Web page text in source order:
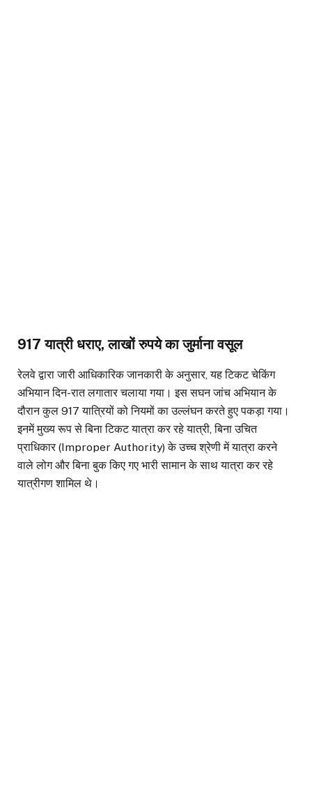
917 यात्री धराए, लाखों रुपये का जुर्माना वसूल
रेलवे द्वारा जारी आधिकारिक जानकारी के अनुसार, यह टिकट चेकिंग
अभियान दिन-रात लगातार चलाया गया। इस सघन जांच अभियान के
दौरान कुल 917 यात्रियों को नियमों का उल्लंघन करते हुए पकड़ा गया।
इनमें मुख्य रूप से बिना टिकट यात्रा कर रहे यात्री, बिना उचित
प्राधिकार (Improper Authority) के उच्च श्रेणी में यात्रा करने
वाले लोग और बिना बुक किए गए भारी सामान के साथ यात्रा कर रहे
यात्रीगण शामिल थे।